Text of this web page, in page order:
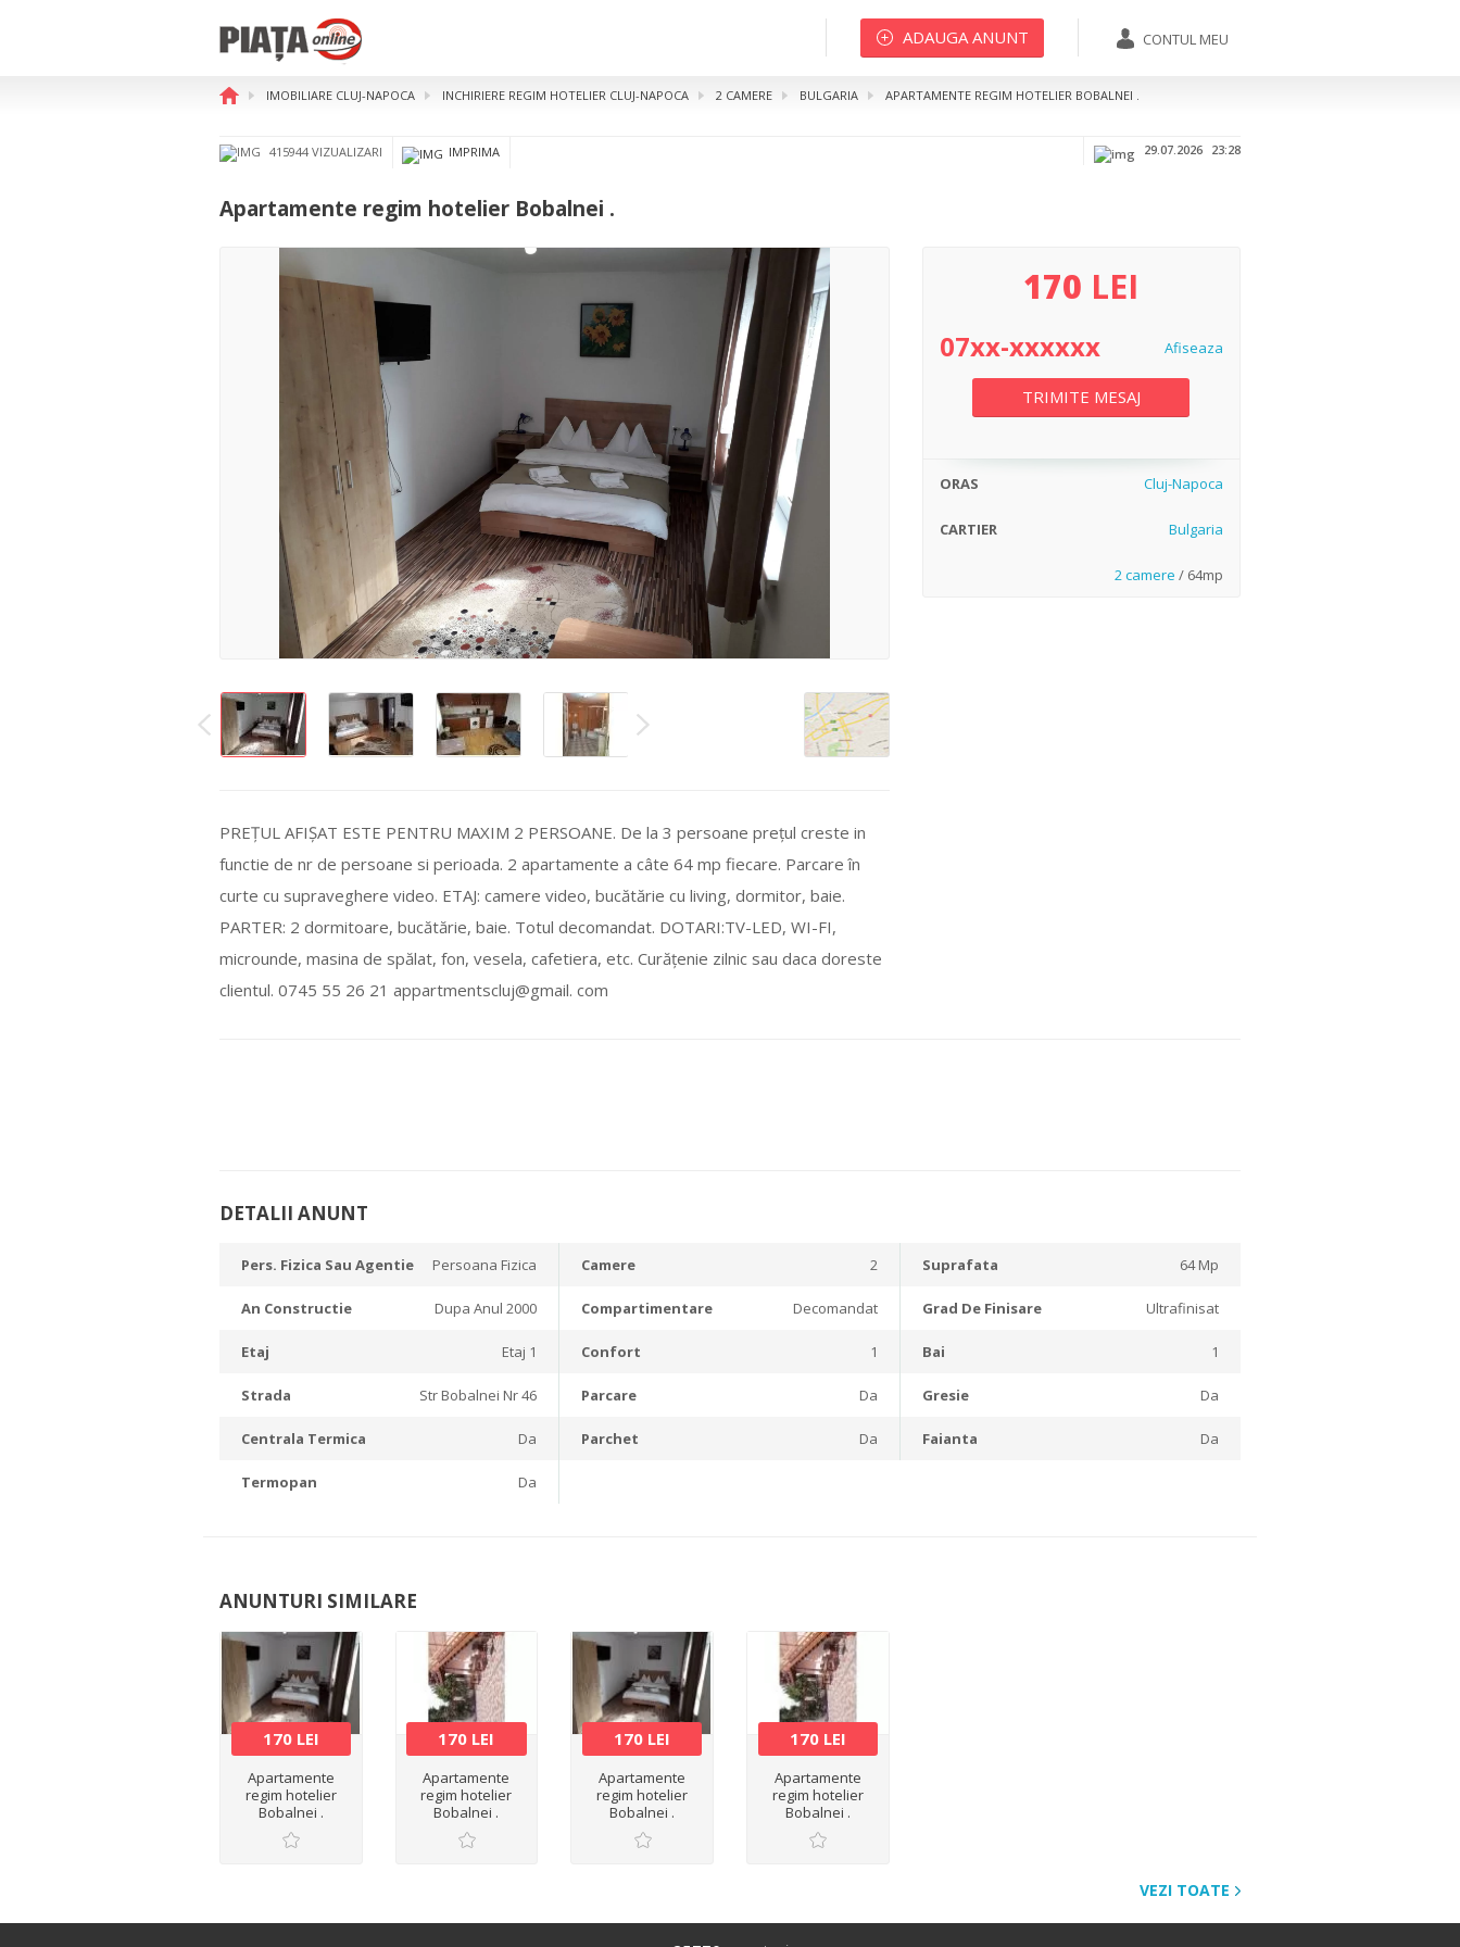
CONTUL MEU
ADAUGA ANUNT
Apartamente regim hotelier Bobalnei . 07xx-xxxxxx Afiseaza
IMOBILIARE CLUJ-NAPOCA INCHIRIERE REGIM HOTELIER CLUJ-NAPOCA 2 CAMERE BULGARIA APARTAMENTE REGIM HOTELIER BOBALNEI .
415944 VIZUALIZARI IMPRIMA 29.07.2026 23:28
Apartamente regim hotelier Bobalnei .
PREȚUL AFIȘAT ESTE PENTRU MAXIM 2 PERSOANE. De la 3 persoane prețul creste in
functie de nr de persoane si perioada. 2 apartamente a câte 64 mp fiecare. Parcare în
curte cu supraveghere video. ETAJ: camere video, bucătărie cu living, dormitor, baie.
PARTER: 2 dormitoare, bucătărie, baie. Totul decomandat. DOTARI:TV-LED, WI-FI,
microunde, masina de spălat, fon, vesela, cafetiera, etc. Curățenie zilnic sau daca doreste
clientul. 0745 55 26 21 appartmentscluj@gmail. com
170 LEI
07xx-xxxxxx Afiseaza
TRIMITE MESAJ
ORAS Cluj-Napoca
CARTIER Bulgaria
2 camere / 64mp
DETALII ANUNT
Pers. Fizica Sau Agentie Persoana Fizica Camere 2 Suprafata 64 Mp
An Constructie Dupa Anul 2000 Compartimentare Decomandat Grad De Finisare Ultrafinisat
Etaj Etaj 1 Confort 1 Bai 1
Strada Str Bobalnei Nr 46 Parcare Da Gresie Da
Centrala Termica Da Parchet Da Faianta Da
Termopan Da
ANUNTURI SIMILARE
170 LEI
Apartamente
regim hotelier
Bobalnei .
170 LEI
Apartamente
regim hotelier
Bobalnei .
170 LEI
Apartamente
regim hotelier
Bobalnei .
170 LEI
Apartamente
regim hotelier
Bobalnei .
VEZI TOATE